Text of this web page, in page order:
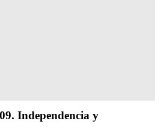
Independencia y